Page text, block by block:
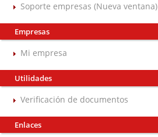
Soporte empresas (Nueva ventana)
Empresas
Mi empresa
Utilidades
Verificación de documentos
Enlaces